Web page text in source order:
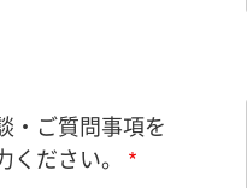
・ご質問事項を
ください。